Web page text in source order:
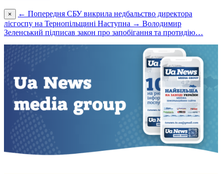
× ← Попередня СБУ викрила недбальство директора
лісгоспу на Тернопільщині Наступна → Володимир
Зеленський підписав закон про запобігання та протидію…